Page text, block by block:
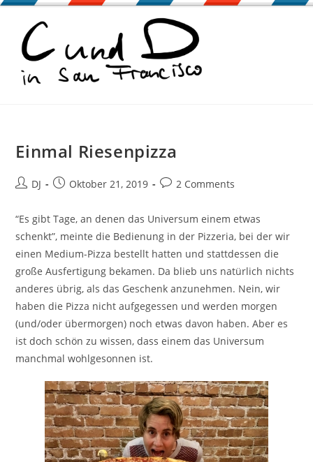
Zum
springen
Einmal Riesenpizza
Beitrags-
DJ
BeitragOktober 21, 2019
Beitrags-
2 Comments
“Es gibt Tage, an denen das Universum einem etwas
schenkt”, meinte die Bedienung in der Pizzeria, bei der wir
einen Medium-Pizza bestellt hatten und stattdessen die
große Ausfertigung bekamen. Da blieb uns natürlich nichts
anderes übrig, als das Geschenk anzunehmen. Nein, wir
haben die Pizza nicht aufgegessen und werden morgen
(und/oder übermorgen) noch etwas davon haben. Aber es
ist doch schön zu wissen, dass einem das Universum
manchmal wohlgesonnen ist.